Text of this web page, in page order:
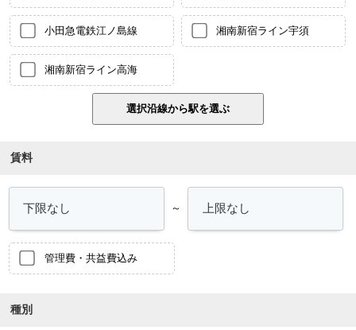
小田急電鉄江ノ島線 湘南新宿ライン宇須
湘南新宿ライン高海
賃料
～
管理費・共益費込み
種別